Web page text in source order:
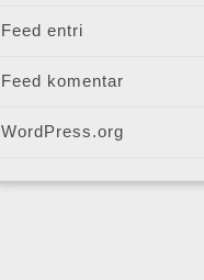
Feed entri
Feed komentar
WordPress.org